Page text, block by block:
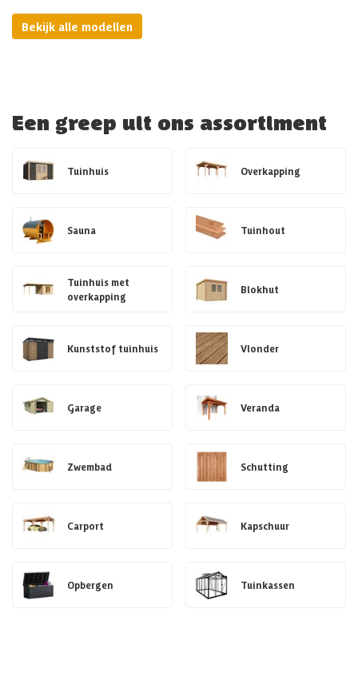
Bekijk alle modellen
Een greep uit ons assortiment
Tuinhuis Overkapping
Sauna Tuinhout
Tuinhuis met
overkapping
Blokhut
Kunststof tuinhuis Vlonder
Garage Veranda
Zwembad Schutting
Carport Kapschuur
Opbergen Tuinkassen